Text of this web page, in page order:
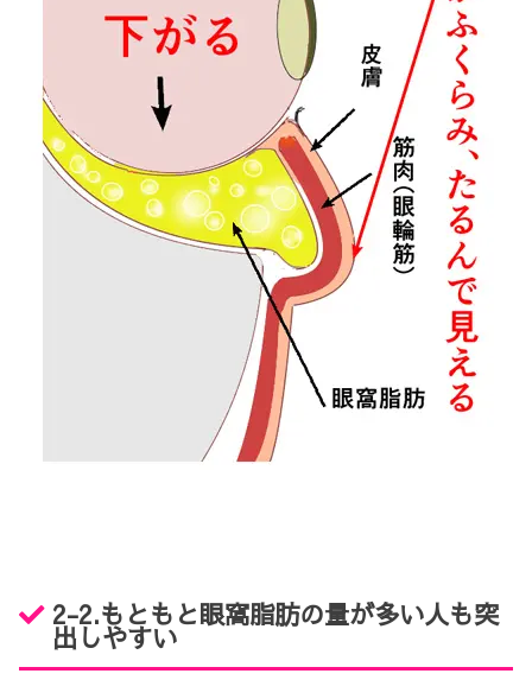
2-2.もともと眼窩脂肪の量が多い人も突
出しやすい